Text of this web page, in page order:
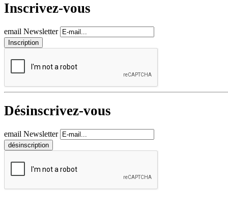
Inscrivez-vous
email Newsletter
Désinscrivez-vous
email Newsletter